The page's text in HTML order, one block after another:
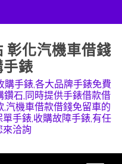
彰化汽機車借錢
錶
手錶,各大品牌手錶免費
石,同時提供手錶借款借
汽機車借款借錢免留車的
手錶,收購故障手錶,有任
來洽詢